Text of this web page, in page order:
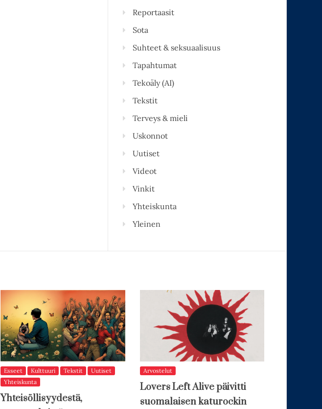
Reportaasit
Sota
Suhteet & seksuaalisuus
Tapahtumat
Tekoäly (AI)
Tekstit
Terveys & mieli
Uskonnot
Uutiset
Videot
Vinkit
Yhteiskunta
Yleinen
Esseet Kulttuuri Tekstit
Uutiset
Yhteiskunta
Yhteisöllisyydestä,
Arvostelut
Lovers Left Alive päivitti
suomalaisen katurockin